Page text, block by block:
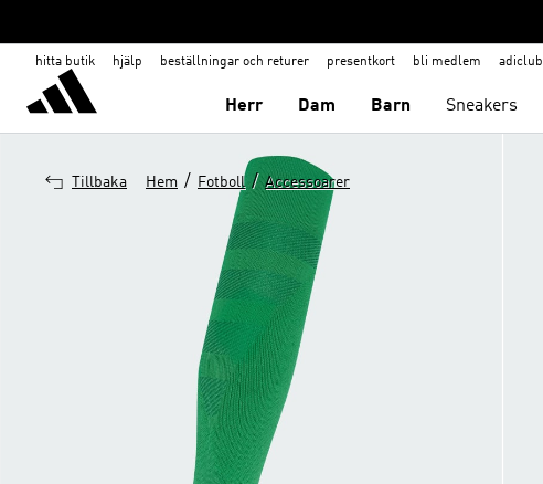
hitta butik hjälp beställningar och returer presentkort bli medlem adiclub
Herr Dam Barn Sneakers
Tillbaka Hem / Fotboll / Accessoarer